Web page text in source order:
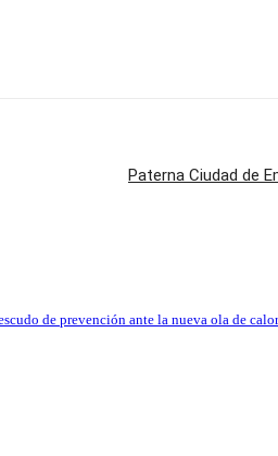
Paterna Ciudad de
de prevención ante la nueva ola de